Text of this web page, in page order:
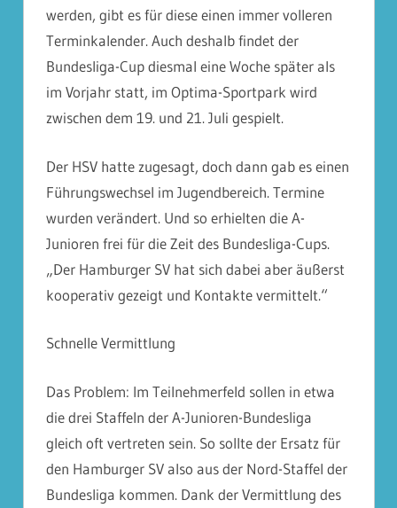
werden, gibt es für diese einen immer volleren
Terminkalender. Auch deshalb findet der
Bundesliga-Cup diesmal eine Woche später als
im Vorjahr statt, im Optima-Sportpark wird
zwischen dem 19. und 21. Juli gespielt.
Der HSV hatte zugesagt, doch dann gab es einen
Führungswechsel im Jugendbereich. Termine
wurden verändert. Und so erhielten die A-
Junioren frei für die Zeit des Bundesliga-Cups.
„Der Hamburger SV hat sich dabei aber äußerst
kooperativ gezeigt und Kontakte vermittelt.“
Schnelle Vermittlung
Das Problem: Im Teilnehmerfeld sollen in etwa
die drei Staffeln der A-Junioren-Bundesliga
gleich oft vertreten sein. So sollte der Ersatz für
den Hamburger SV also aus der Nord-Staffel der
Bundesliga kommen. Dank der Vermittlung des